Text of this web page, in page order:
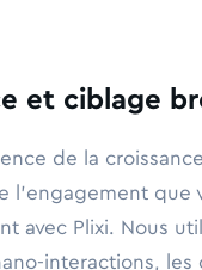
et ciblage
de la
l'engagement que
avec Plixi. Nous
interactions,